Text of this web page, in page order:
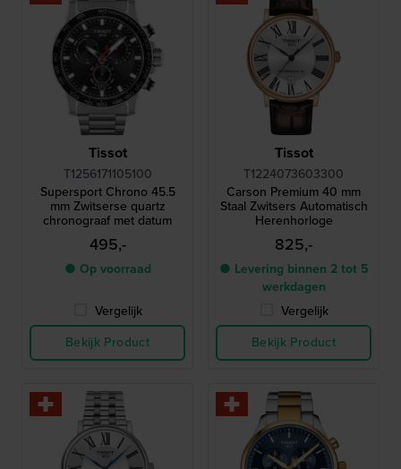
Tissot
T1256171105100
Supersport Chrono 45.5
mm Zwitserse quartz
chronograaf met datum
495,-
● Op voorraad
Vergelijk
Bekijk Product
Tissot
T1224073603300
Carson Premium 40 mm
Staal Zwitsers Automatisch
Herenhorloge
825,-
● Levering binnen 2 tot 5
werkdagen
Vergelijk
Bekijk Product